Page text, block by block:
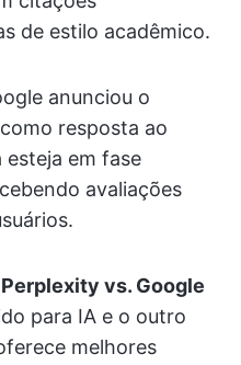
de estilo acadêmico.
anunciou o
resposta ao
esteja em fase
avaliações
Perplexity vs. Google
para IA e o outro
melhores